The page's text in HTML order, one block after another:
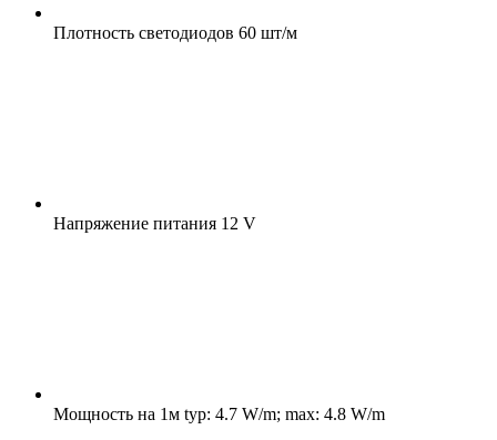
Плотность светодиодов 60 шт/м
Напряжение питания 12 V
Мощность на 1м typ: 4.7 W/m; max: 4.8 W/m